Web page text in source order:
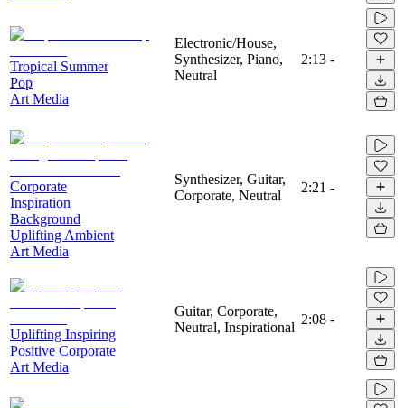
Tropical Summer
Pop
Art Media
Electronic/House,
Synthesizer, Piano,
Neutral
2:13 -
Corporate
Inspiration
Background
Uplifting Ambient
Art Media
Synthesizer, Guitar,
Corporate, Neutral
2:21 -
Uplifting Inspiring
Positive Corporate
Art Media
Guitar, Corporate,
Neutral, Inspirational
2:08 -